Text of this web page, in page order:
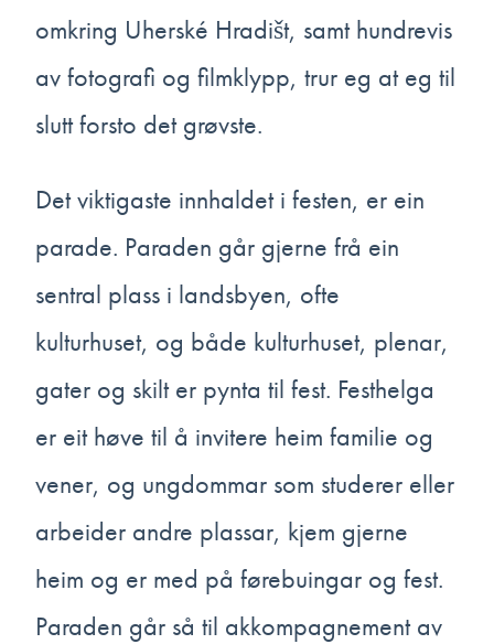
omkring Uherské Hradišt, samt hundrevis
av fotografi og filmklypp, trur eg at eg til
slutt forsto det grøvste.
Det viktigaste innhaldet i festen, er ein
parade. Paraden går gjerne frå ein
sentral plass i landsbyen, ofte
kulturhuset, og både kulturhuset, plenar,
gater og skilt er pynta til fest. Festhelga
er eit høve til å invitere heim familie og
vener, og ungdommar som studerer eller
arbeider andre plassar, kjem gjerne
heim og er med på førebuingar og fest.
Paraden går så til akkompagnement av